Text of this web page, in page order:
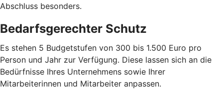
Abschluss besonders.
Bedarfsgerechter Schutz
Es stehen 5 Budgetstufen von 300 bis 1.500 Euro pro
Person und Jahr zur Verfügung. Diese lassen sich an die
Bedürfnisse Ihres Unternehmens sowie Ihrer
Mitarbeiterinnen und Mitarbeiter anpassen.